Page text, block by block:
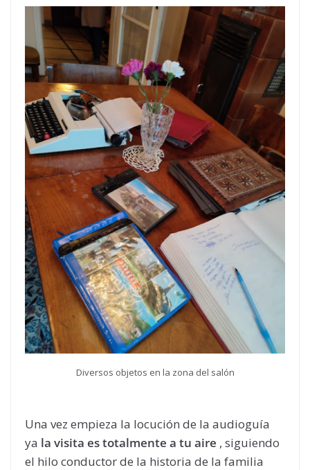
Diversos objetos en la zona del salón
Una vez empieza la locución de la audioguía
ya la visita es totalmente a tu aire , siguiendo
el hilo conductor de la historia de la familia